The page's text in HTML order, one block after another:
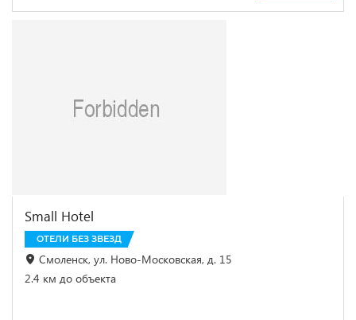
Small Hotel
ОТЕЛИ БЕЗ ЗВЕЗД
Смоленск, ул. Ново-Московская, д. 15
2.4 км до объекта